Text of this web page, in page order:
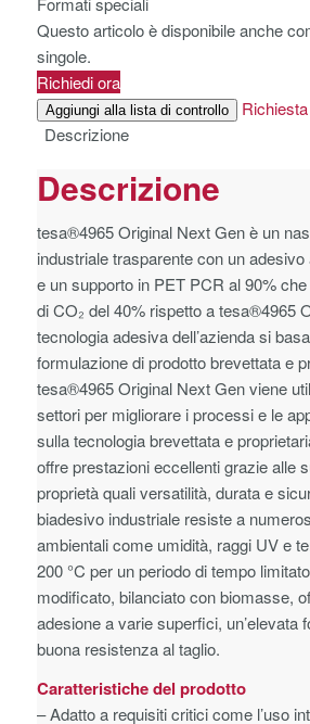
Questo articolo è disponibile anche
singole.
Richiedi ora
Aggiungi alla lista di controllo
Descrizione
Descrizione
tesa®4965 Original Next Gen è un
industriale trasparente con un
e un supporto in PET PCR al 90%
di CO₂ del 40% rispetto atesa®4965
tecnologia adesiva dell’azienda si
formulazione di prodotto brevettata e
tesa®4965 Original Next Gen viene
settori per migliorare i processi e le
sulla tecnologia brevettata e
offre prestazioni eccellenti grazie alle
proprietà quali versatilità, durata e
biadesivo industriale resiste a
ambientali come umidità, raggi UV e
200 °C per un periodo di tempo
modificato, bilanciato con biomasse,
adesione a varie superfici, un’elevata
buona resistenza al taglio.
Caratteristiche del prodotto
– Adatto a requisiti critici come l’uso